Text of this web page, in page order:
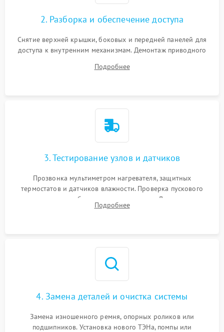
2. Разборка и обеспечение доступа
Снятие верхней крышки, боковых и передней панелей для
доступа к внутренним механизмам. Демонтаж приводного
Обеспечение свободного доступа к ТЭНу, компрессору,
Подробнее
3. Тестирование узлов и датчиков
Прозвонка мультиметром нагревателя, защитных
термостатов и датчиков влажности. Проверка пускового
конденсатора, обмоток мотора и помпы. Для машин с
тепловым насосом — диагностика работы компрессора и
Подробнее
4. Замена деталей и очистка системы
Замена изношенного ремня, опорных роликов или
подшипников. Установка нового ТЭНа, помпы или